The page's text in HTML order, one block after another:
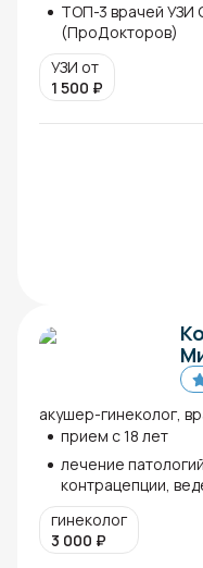
ТОП-3 врачей УЗИ
(ПроДокторов)
УЗИ от
1 500 ₽
акушер-гинеколог,
прием с 18 лет
лечение
контрацепции,
гинеколог
3 000 ₽